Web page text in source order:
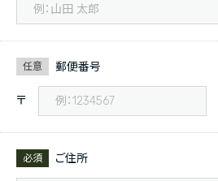
任意 郵便番号
〒
必須 ご住所